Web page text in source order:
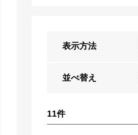
表示方法
並べ替え
11件